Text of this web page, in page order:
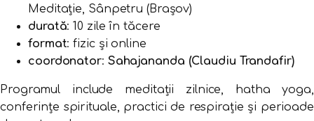
Meditație, Sânpetru (Brașov)
durată: 10 zile în tăcere
format: fizic și online
coordonator: Sahajananda (Claudiu Trandafir)
Programul include meditații zilnice, hatha yoga,
conferințe spirituale, practici de respirație și perioade